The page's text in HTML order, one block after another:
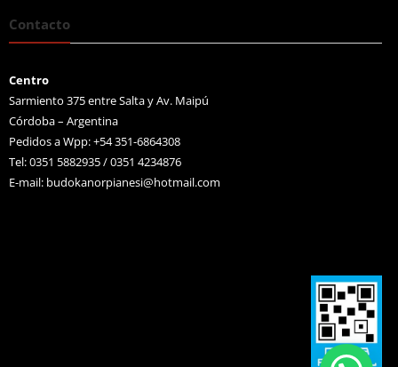
Contacto
Centro
Sarmiento 375 entre Salta y Av. Maipú
Córdoba – Argentina
Pedidos a Wpp: +54 351-6864308
Tel: 0351 5882935 / 0351 4234876
E-mail: budokanorpianesi@hotmail.com